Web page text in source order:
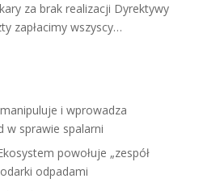
za brak realizacji Dyrektywy
zapłacimy wszyscy…
i wprowadza
w sprawie spalarni
powołuje „zespół
odpadami